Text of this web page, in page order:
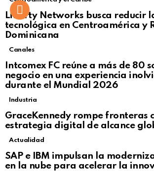
Liberty Networks busca reducir
tecnológica en Centroamérica y
Dominicana
Canales
Intcomex FC reúne a más de 80
negocio en una experiencia
durante el Mundial 2026
Industria
GraceKennedy rompe fronteras
estrategia digital de alcance
Not Safe For Work
Click to view this post
Actualidad
SAP e IBM impulsan la
en la nube para acelerar la